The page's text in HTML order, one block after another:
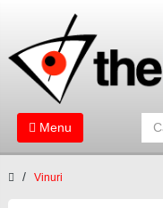
Menu
Vinuri